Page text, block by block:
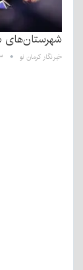
شهرستان‌های
خبرنگار کرمان نو